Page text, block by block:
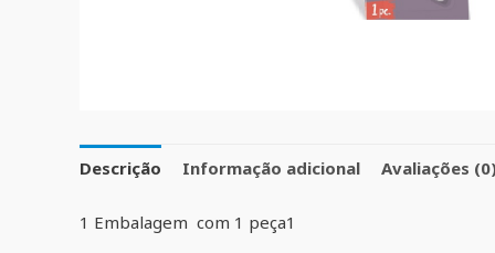
Descrição Informação adicional Avaliações
1 Embalagem com 1 peça1